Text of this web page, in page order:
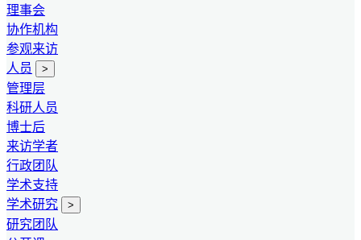
理事会
协作机构
参观来访
人员
>
管理层
科研人员
博士后
来访学者
行政团队
学术支持
学术研究
>
研究团队